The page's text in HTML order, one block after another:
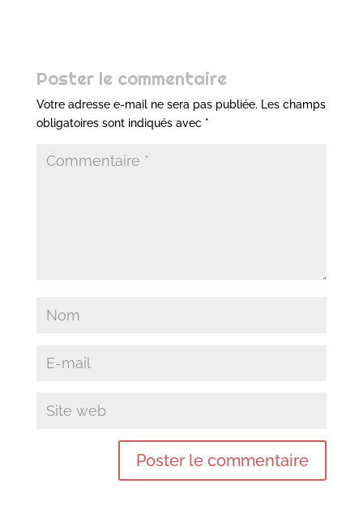
Poster le commentaire
Votre adresse e-mail ne sera pas publiée. Les champs
obligatoires sont indiqués avec *